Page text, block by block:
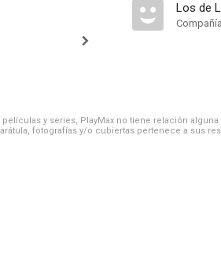
Los de
y series, PlayMax no tiene relación
fotografías y/o cubiertas pertenece a sus